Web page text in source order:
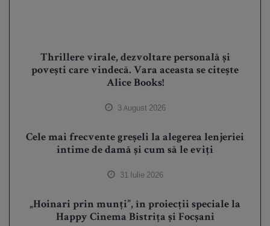
Thrillere virale, dezvoltare personală și
povești care vindecă. Vara aceasta se citește
Alice Books!
3 August 2026
Cele mai frecvente greșeli la alegerea lenjeriei
intime de damă și cum să le eviți
31 Iulie 2026
„Hoinari prin munți”, în proiecții speciale la
Happy Cinema Bistrița și Focșani